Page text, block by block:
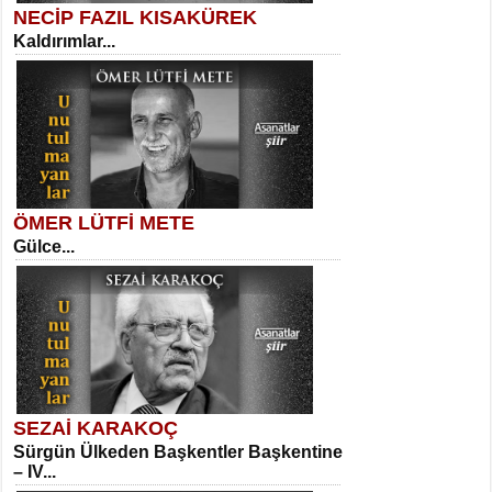
SELAHATTİN YILDIZ
İnsanın Zindanı...
MEHMET TAŞTAN
Vagon’da Bir Şairle...
SITKI CANEY
Oruçla Devrim ve Özgürlüğe…...
Sibel Orhan
İki Kırık Boşluk...
Meral Yağmur
Eski Bir Şiir...
Kadir Ünal
NECİP FAZIL KISAKÜREK
Kaldırımlar...
ÖMER LÜTFİ METE
Gülce...
SEZAİ KARAKOÇ
Sürgün Ülkeden Başkentler Başkentine
– IV...